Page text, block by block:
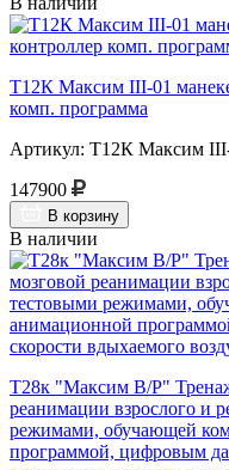
Т12К Максим III-01
комп. программа
Артикул: Т12К Максим
147900
В корзину
В наличии
Т28к "Максим В/Р"
реанимации взрослого и
режимами, обучающей
программой, цифровым